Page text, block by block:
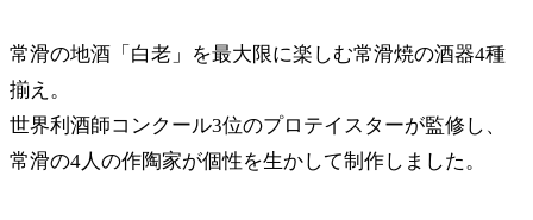
常滑の地酒「白老」を最大限に楽しむ常滑焼の酒器4種
揃え。
世界利酒師コンクール3位のプロテイスターが監修し、
常滑の4人の作陶家が個性を生かして制作しました。